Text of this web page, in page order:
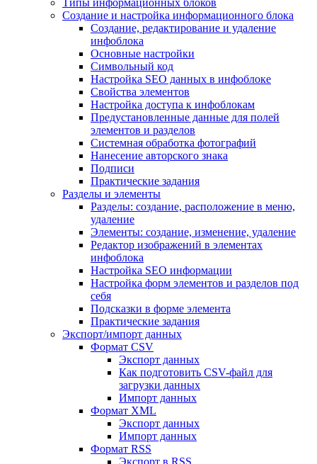
Типы информационных блоков
Создание и настройка информационного блока
Создание, редактирование и удаление
инфоблока
Основные настройки
Символьный код
Настройка SEO данных в инфоблоке
Свойства элементов
Настройка доступа к инфоблокам
Предустановленные данные для полей
элементов и разделов
Системная обработка фотографий
Нанесение авторского знака
Подписи
Практические задания
Разделы и элементы
Разделы: создание, расположение в меню,
удаление
Элементы: создание, изменение, удаление
Редактор изображений в элементах
инфоблока
Настройка SEO информации
Настройка форм элементов и разделов под
себя
Подсказки в форме элемента
Практические задания
Экспорт/импорт данных
Формат CSV
Экспорт данных
Как подготовить CSV-файл для
загрузки данных
Импорт данных
Формат XML
Экспорт данных
Импорт данных
Формат RSS
Экспорт в RSS